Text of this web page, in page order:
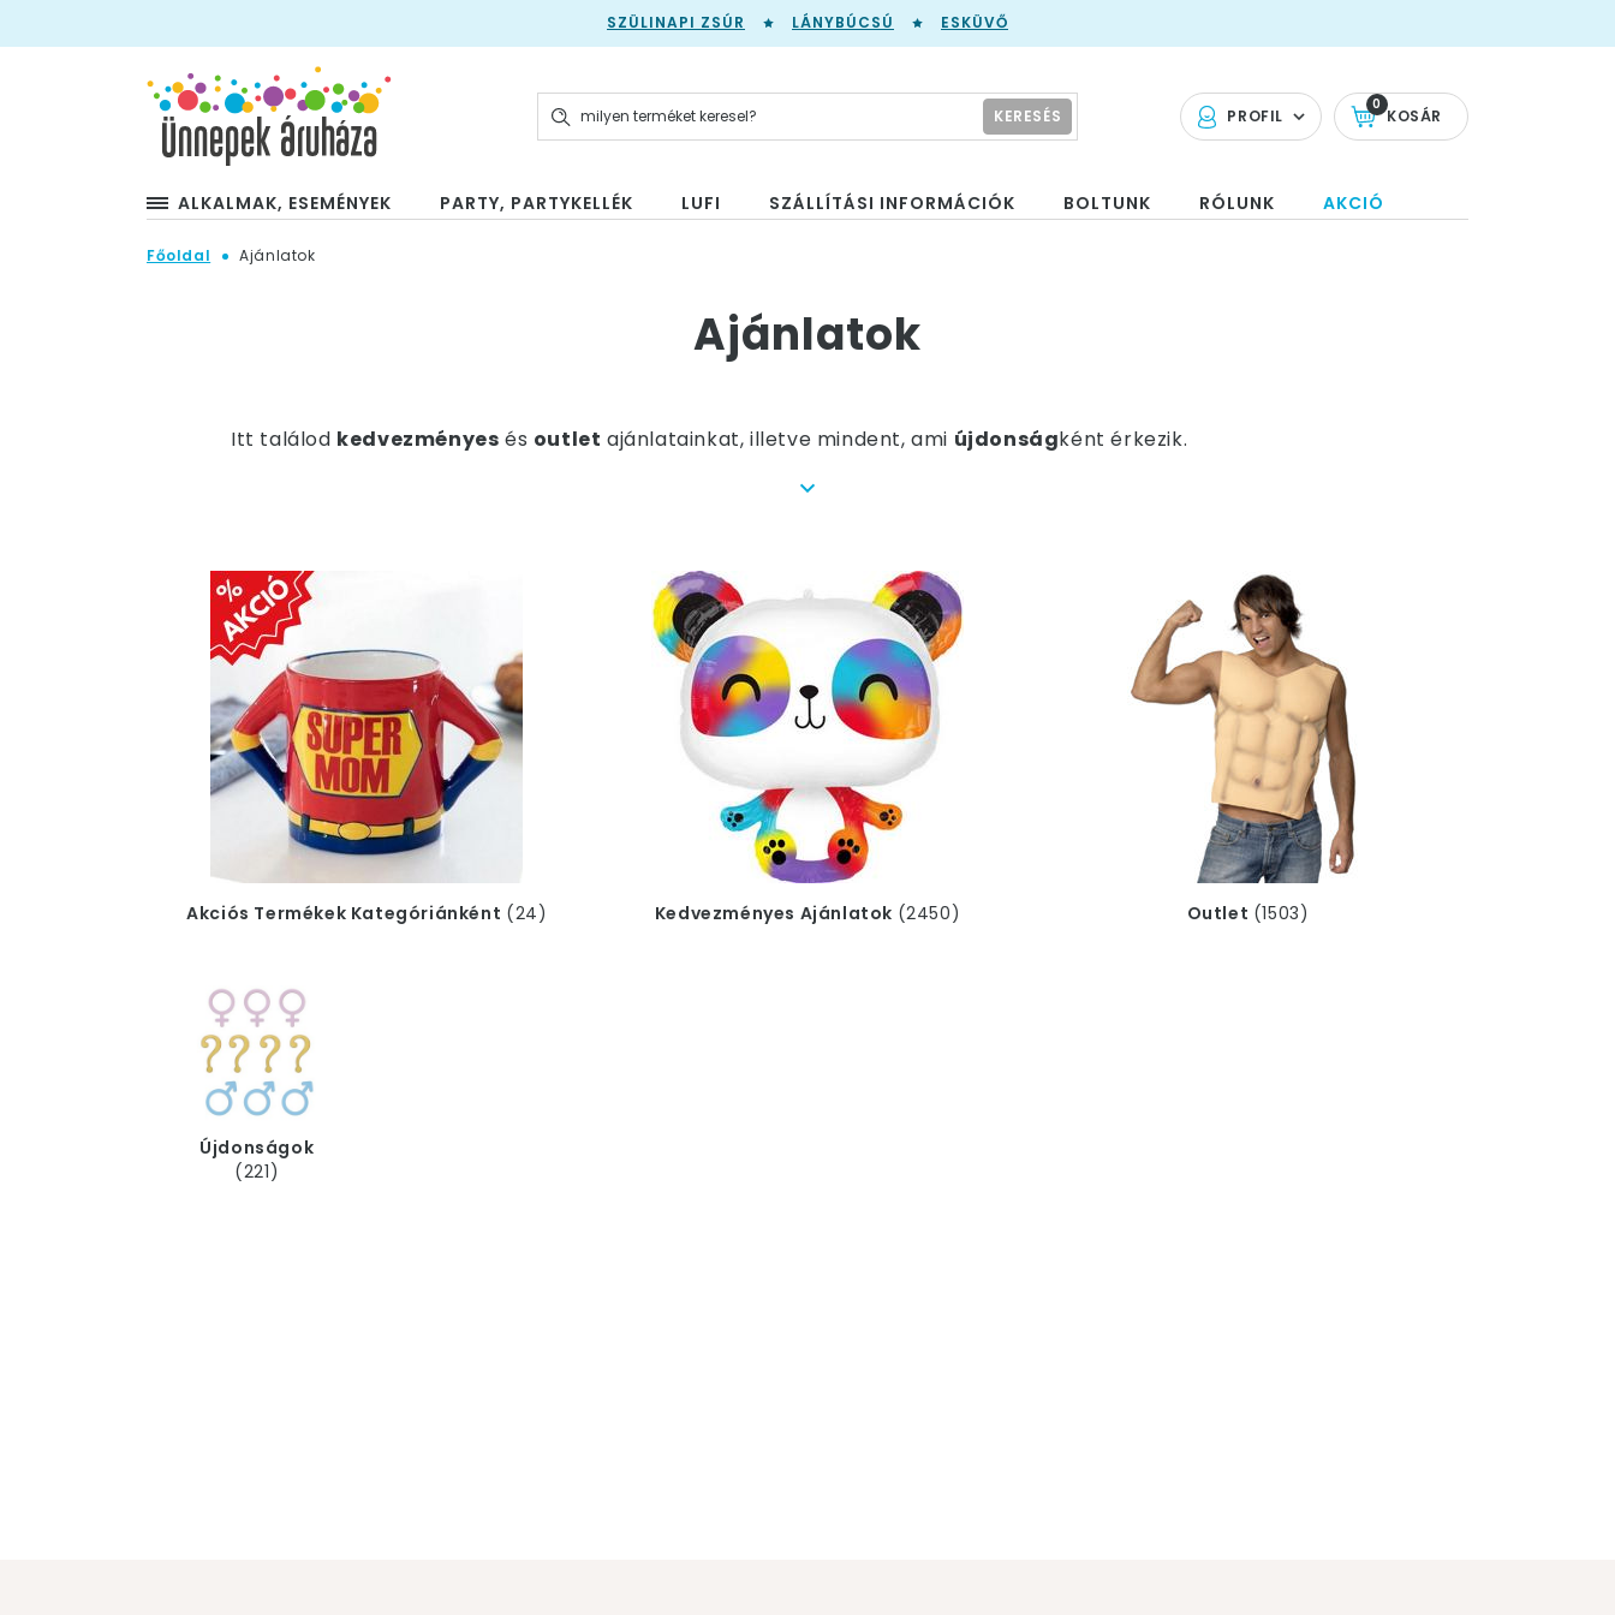
SZÜLINAPI ZSÚR LÁNYBÚCSÚ ESKÜVŐ
PROFIL KOSÁR
0
KERESÉS
ALKALMAK, ESEMÉNYEK PARTY, PARTYKELLÉK LUFI SZÁLLÍTÁSI INFORMÁCIÓK BOLTUNK RÓLUNK AKCIÓ
Főoldal Ajánlatok
Ajánlatok
Itt találod kedvezményes és outlet ajánlatainkat, illetve mindent, ami újdonságként érkezik.
alatt található termékeink10-30 %-al kedvezőbb áron
Ez a kategória ad otthont az
új termékeknek is. Tehátmindent, ami friss, ropogós , az Újdonságoknál keresd.
Akciós Termékek Kategóriánként (24) Kedvezményes Ajánlatok (2450) Outlet (1503)
Újdonságok
(221)